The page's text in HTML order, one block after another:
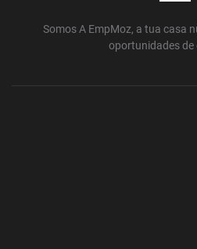
Somos A EmpMoz, a tua casa
oportunidades de